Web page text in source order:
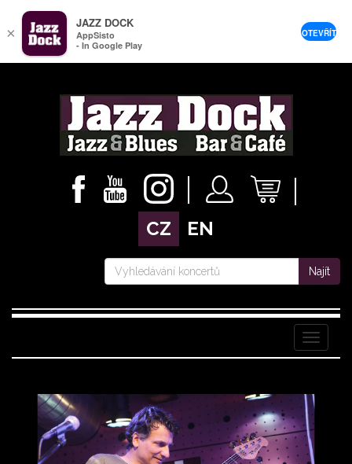
CZ EN
Najít
Menu
×
JAZZ DOCK
AppSisto
- In Google Play
OTEVŘÍT